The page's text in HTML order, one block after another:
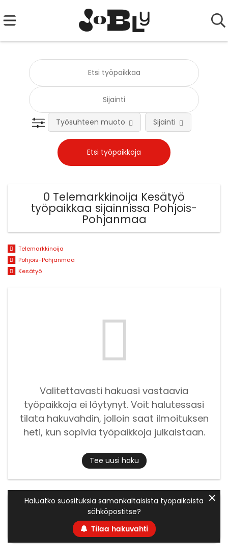
Työsuhteen muoto Sijainti
0 Telemarkkinoija Kesätyö
työpaikkaa sijainnissa Pohjois-
Pohjanmaa
Telemarkkinoija
Pohjois-Pohjanmaa
Kesätyö
Valitettavasti hakuasi vastaavia
työpaikkoja ei löytynyt. Voit halutessasi
tilata hakuvahdin, jolloin saat ilmoituksen
heti, kun sopivia työpaikkoja julkaistaan.
Tee uusi haku
Haluatko suosituksia samankaltaisista työpaikoista
sähköpostitse?
Tilaa hakuvahti
✕